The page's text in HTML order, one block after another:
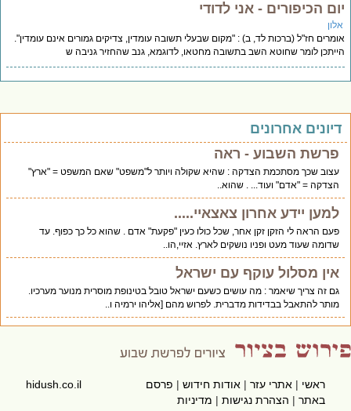
הכיפורים - אני לדודי
חז"ל (ברכות לד, ב) : "מקום שבעלי תשובה עומדין, צדיקים גמורים אינם עומדין".
לומר שחוטא השב בתשובה מחטאו, לדוגמא, גנב שהחזיר גניבה ש
אחרונים
פרשת השבוע - ראה
עצוב שכך מסתכמת הצדקה : שהיא שקולה ויותר ל"משפט" שאם המשפט = "ארץ"
הצדקה = "אדם" ועוד... . שהוא..
למען יידע אחרון צאצאיי.....
פעם הראה לי הזקן זקן אחר, שכל כולו כעין "פקעת" אדם . שהוא כל כך כפוף. עד
שדומה שעוד מעט ופניו נושקים לארץ. אזיי,הו..
אין מסלול עוקף עם ישראל
גם זה צריך שיאמר : מה עושים כשעם ישראל טובל בטינופת מוסרית מנוער מערכיו.
מותר להתאבל בבדידות מדברית. לפרוש מהם [אליהו ירמיה ו..
ראשי|אתרי עזר|אודות חידוש|פרסם
באתר|הצהרת נגישות|מדיניות
hidush.co.il